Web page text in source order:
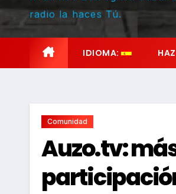
radio la haces Tú.
IDIOMA:
Comunidad
Auzo.tv: